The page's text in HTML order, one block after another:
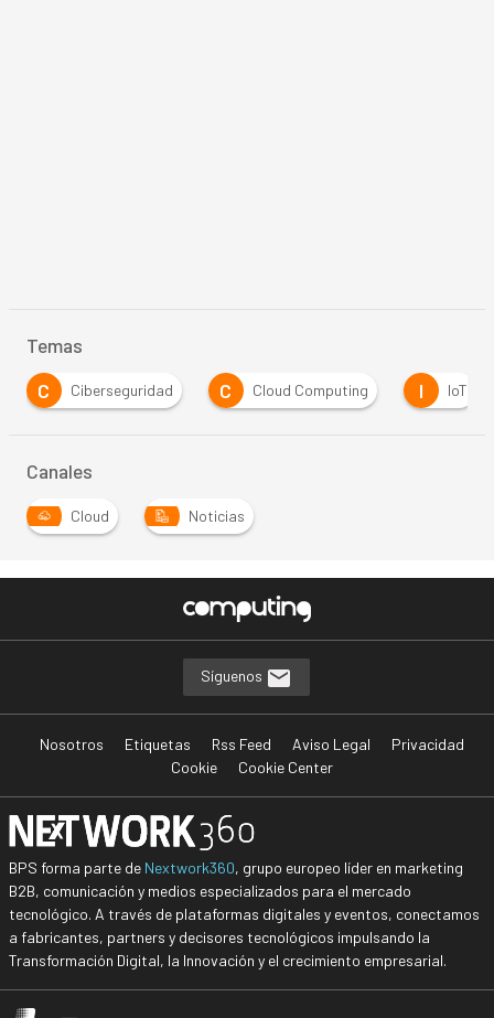
Temas
C
Ciberseguridad C Cloud Computing I IoT
Canales
Cloud Noticias
Síguenos
Nosotros Etiquetas Rss Feed Aviso Legal
Privacidad
Cookie
Cookie Center
BPS forma parte de Nextwork360, grupo europeo líder en marketing
B2B, comunicación y medios especializados para el mercado
tecnológico. A través de plataformas digitales y eventos, conectamos
a fabricantes, partners y decisores tecnológicos impulsando la
Transformación Digital, la Innovación y el crecimiento empresarial.